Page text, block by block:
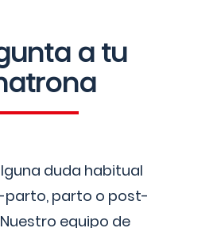
a tu
duda habitual
parto, parto o post-
equipo de